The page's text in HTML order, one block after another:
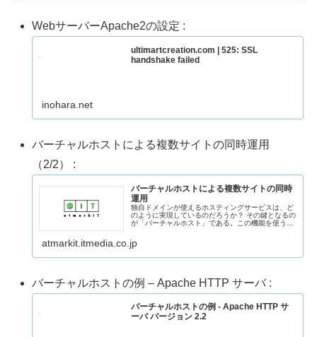
WebサーバーApache2の設定 :
ultimartcreation.com | 525: SSL
handshake failed
inohara.net
バーチャルホストによる複数サイトの同時運用
（2/2） :
バーチャルホストによる複数サイトの同時
運用
独自ドメインが使えるホスティングサービスは、ど
のように実現しているのだろうか？ その鍵となるの
が「バーチャルホスト」である。この機能を使うこ
用できるようになる。
atmarkit.itmedia.co.jp
バーチャルホストの例 – Apache HTTP サーバ :
バーチャルホストの例 - Apache HTTP サ
ーバ バージョン 2.2